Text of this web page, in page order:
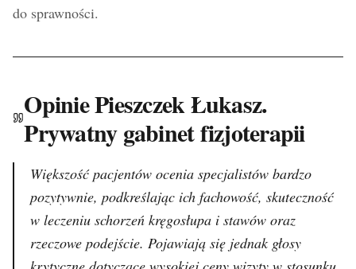
do sprawności.
Opinie Pieszczek Łukasz.
Prywatny gabinet fizjoterapii
Większość pacjentów ocenia specjalistów bardzo
pozytywnie, podkreślając ich fachowość, skuteczność
w leczeniu schorzeń kręgosłupa i stawów oraz
rzeczowe podejście. Pojawiają się jednak głosy